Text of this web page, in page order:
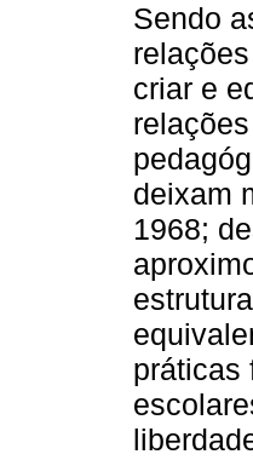
Sendo
criar e
deixam
1968;
práticas